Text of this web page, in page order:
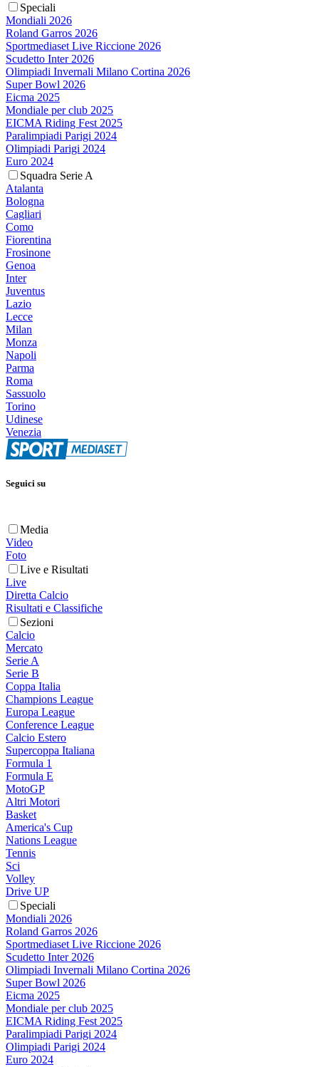
Speciali
Mondiali 2026
Roland Garros 2026
Sportmediaset Live Riccione 2026
Scudetto Inter 2026
Olimpiadi Invernali Milano Cortina 2026
Super Bowl 2026
Eicma 2025
Mondiale per club 2025
EICMA Riding Fest 2025
Paralimpiadi Parigi 2024
Olimpiadi Parigi 2024
Euro 2024
Squadra Serie A
Atalanta
Bologna
Cagliari
Como
Fiorentina
Frosinone
Genoa
Inter
Juventus
Lazio
Lecce
Milan
Monza
Napoli
Parma
Roma
Sassuolo
Torino
Udinese
Venezia
Seguici su
Media
Video
Foto
Live e Risultati
Live
Diretta Calcio
Risultati e Classifiche
Sezioni
Calcio
Mercato
Serie A
Serie B
Coppa Italia
Champions League
Europa League
Conference League
Calcio Estero
Supercoppa Italiana
Formula 1
Formula E
MotoGP
Altri Motori
Basket
America's Cup
Nations League
Tennis
Sci
Volley
Drive UP
Speciali
Mondiali 2026
Roland Garros 2026
Sportmediaset Live Riccione 2026
Scudetto Inter 2026
Olimpiadi Invernali Milano Cortina 2026
Super Bowl 2026
Eicma 2025
Mondiale per club 2025
EICMA Riding Fest 2025
Paralimpiadi Parigi 2024
Olimpiadi Parigi 2024
Euro 2024